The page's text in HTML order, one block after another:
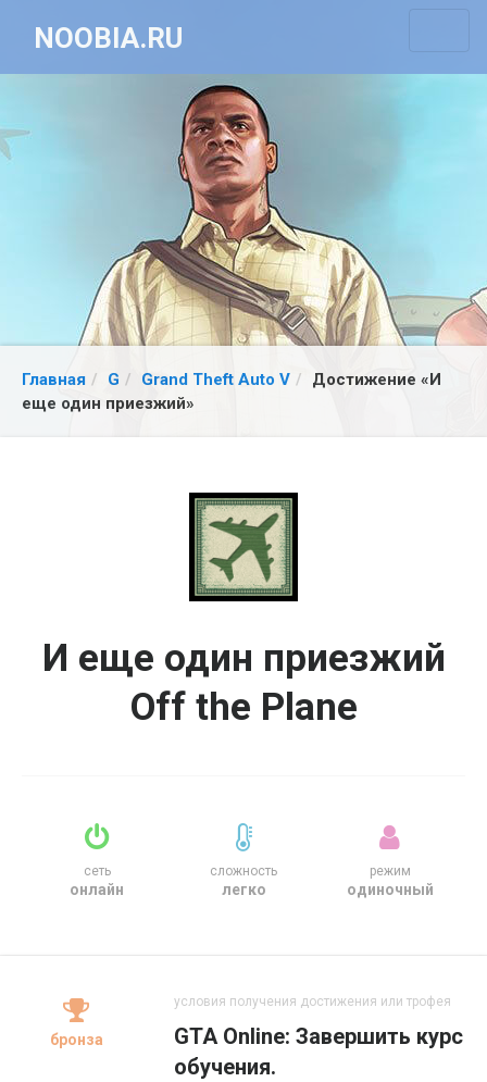
NOOBIA.RU
Главная G Grand Theft Auto V
Достижение «И
еще один приезжий»
И еще один приезжий
Off the Plane
сеть
онлайн
сложность
легко
режим
одиночный
бронза
условия получения достижения или трофея
GTA Online: Завершить курс
обучения.